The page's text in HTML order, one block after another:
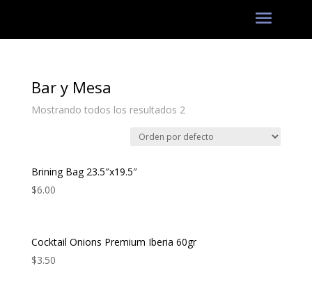
Bar y Mesa
Mostrando todos los resultados 2
Brining Bag 23.5″x19.5″
$6.00
Cocktail Onions Premium Iberia 60gr
$3.50